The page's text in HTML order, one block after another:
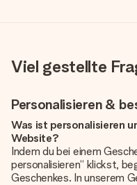
Viel gestellte
Personalisieren &
Was ist personalisieren
Website?
Indem du bei einem
personalisieren“ klickst,
Geschenkes. In unserem